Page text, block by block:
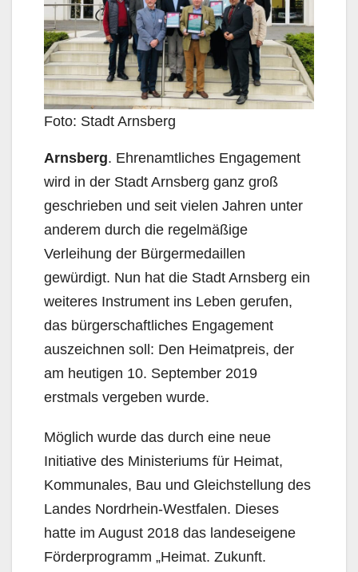
Foto: Stadt Arnsberg
Arnsberg. Ehrenamtliches Engagement
wird in der Stadt Arnsberg ganz groß
geschrieben und seit vielen Jahren unter
anderem durch die regelmäßige
Verleihung der Bürgermedaillen
gewürdigt. Nun hat die Stadt Arnsberg ein
weiteres Instrument ins Leben gerufen,
das bürgerschaftliches Engagement
auszeichnen soll: Den Heimatpreis, der
am heutigen 10. September 2019
erstmals vergeben wurde.
Möglich wurde das durch eine neue
Initiative des Ministeriums für Heimat,
Kommunales, Bau und Gleichstellung des
Landes Nordrhein-Westfalen. Dieses
hatte im August 2018 das landeseigene
Förderprogramm „Heimat. Zukunft.